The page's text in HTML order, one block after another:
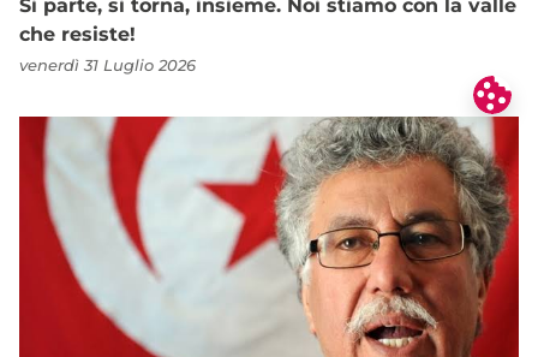
Si parte, si torna, insieme. Noi stiamo con la valle
che resiste!
venerdì 31 Luglio 2026